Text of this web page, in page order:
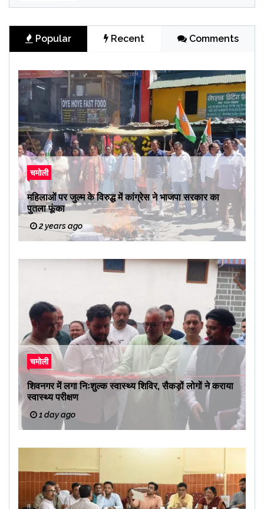
Popular Recent Comments
चमोली
महिलाओं पर जुल्म के विरुद्ध में कांग्रेस ने भाजपा सरकार का
पुतला फूंका
2 years ago
चमोली
शिवनगर में लगा निःशुल्क स्वास्थ्य शिविर, सैकड़ों लोगों ने कराया
स्वास्थ्य परीक्षण
1 day ago